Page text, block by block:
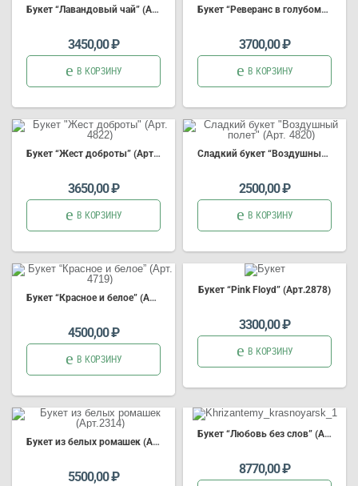
Букет “Лавандовый чай” (Арт. 4824)
3450,00₽
В КОРЗИНУ
Букет “Реверанс в голубом” (Арт. 4823)
3700,00₽
В КОРЗИНУ
Букет “Жест доброты” (Арт. 4822)
3650,00₽
В КОРЗИНУ
Сладкий букет “Воздушный полет” (Арт. 4820)
2500,00₽
В КОРЗИНУ
Букет “Красное и белое” (Арт. 4719)
4500,00₽
В КОРЗИНУ
Букет “Pink Floyd” (Арт.2878)
3300,00₽
В КОРЗИНУ
Букет из белых ромашек (Арт.2314)
5500,00₽
Букет “Любовь без слов” (Арт. 4694)
8770,00₽